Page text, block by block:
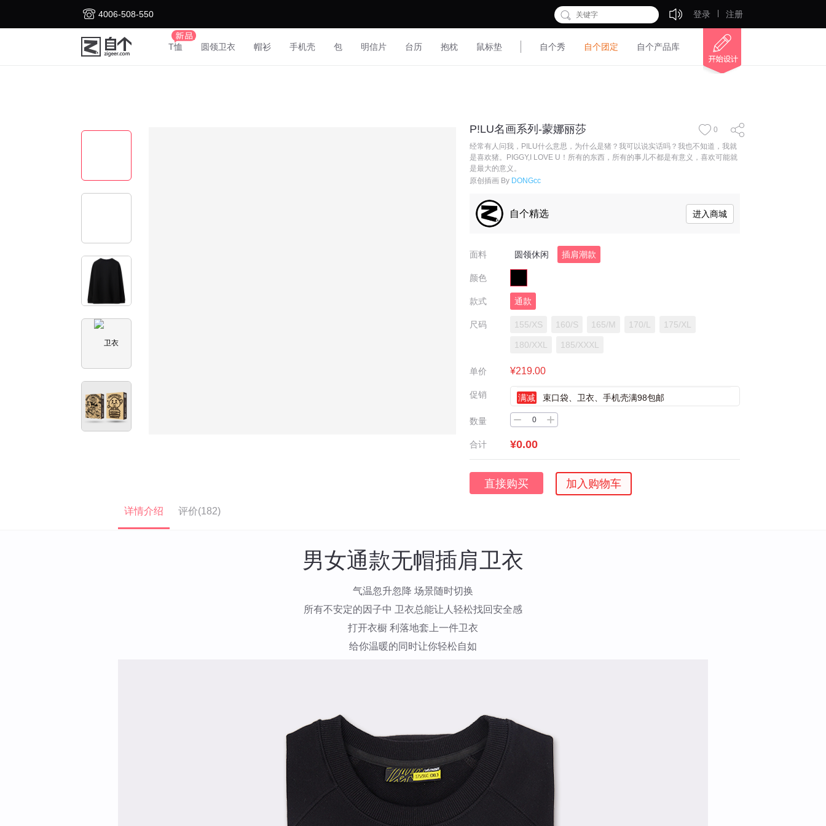
4006-508-550 登录 注册
T恤 圆领卫衣 帽衫 手机壳 包 明信片 台历 抱枕 鼠标垫 自个秀 自个团定 自个产品库
P!LU名画系列-蒙娜丽莎
经常有人问我，PILU什么意思，为什么是猪？我可以说实话吗？我也不知道，我就
是喜欢猪。PIGGY,I LOVE U！所有的东西，所有的事儿不都是有意义，喜欢可能就
是最大的意义。
0
原创插画 By DONGcc
自个精选 进入商城
面料 圆领休闲 插肩潮款
颜色
款式 通款
尺码 155/XS 160/S 165/M 170/L 175/XL
180/XXL 185/XXXL
单价 ¥219.00
促销 满减 束口袋、卫衣、手机壳满98包邮
数量
合计 ¥0.00
直接购买 加入购物车
详情介绍 评价(182)
男女通款无帽插肩卫衣
气温忽升忽降 场景随时切换
所有不安定的因子中 卫衣总能让人轻松找回安全感
打开衣橱 利落地套上一件卫衣
给你温暖的同时让你轻松自如